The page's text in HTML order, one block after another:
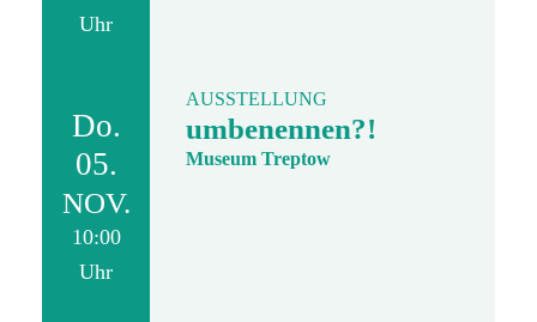
Uhr
Do.
05.
NOV.
10:00
Uhr
AUSSTELLUNG
umbenennen?!
Museum Treptow